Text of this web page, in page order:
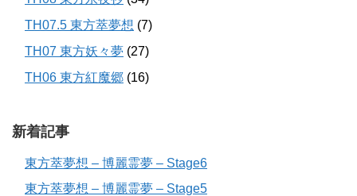
TH07.5 東方萃夢想 (7)
TH07 東方妖々夢 (27)
TH06 東方紅魔郷 (16)
新着記事
東方萃夢想 – 博麗霊夢 – Stage6
東方萃夢想 – 博麗霊夢 – Stage5